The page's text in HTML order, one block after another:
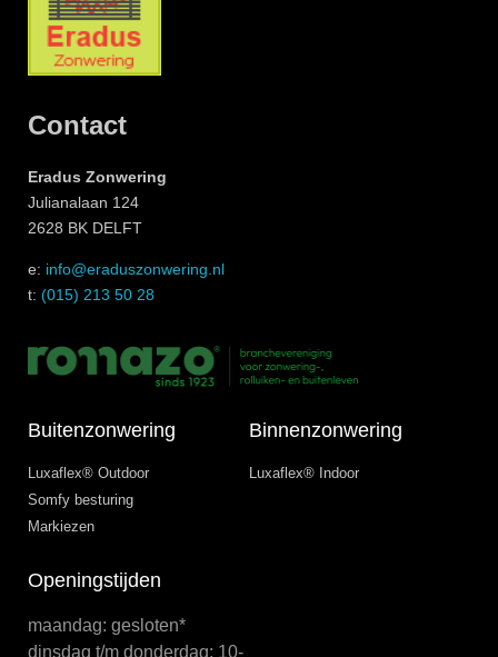
Contact
Eradus Zonwering
Julianalaan 124
2628 BK DELFT
e: info@eraduszonwering.nl
t: (015) 213 50 28
Buitenzonwering
Luxaflex® Outdoor
Somfy besturing
Markiezen
Binnenzonwering
Luxaflex® Indoor
Openingstijden
maandag: gesloten*
dinsdag t/m donderdag: 10-